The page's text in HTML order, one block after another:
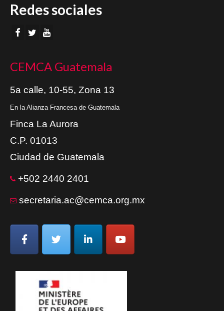
Redes sociales
CEMCA Guatemala
5a calle, 10-55, Zona 13
En la Alianza Francesa de Guatemala
Finca La Aurora
C.P. 01013
Ciudad de Guatemala
+502 2440 2401
secretaria.ac@cemca.org.mx